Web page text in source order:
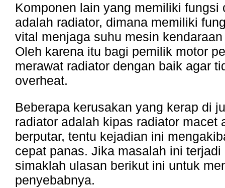
Komponen lain yang memiliki fungsi
adalah radiator, dimana memiliki
vital menjaga suhu mesin
Oleh karena itu bagi pemilik motor
merawat radiator dengan baik agar
overheat.
Beberapa kerusakan yang kerap di
radiator adalah kipas radiator macet
berputar, tentu kejadian ini
cepat panas. Jika masalah ini
simaklah ulasan berikut ini untuk
penyebabnya.